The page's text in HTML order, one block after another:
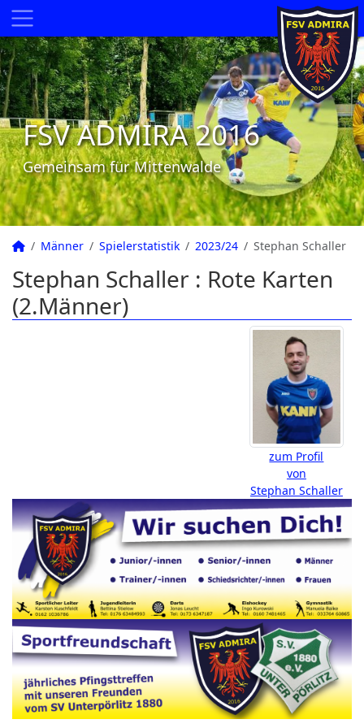
FSV ADMIRA 2016
Gemeinsam für Mittenwalde
Männer Spielerstatistik 2023/24 Stephan Schaller
Stephan Schaller : Rote Karten
(2.Männer)
zum Profil
von
Stephan Schaller